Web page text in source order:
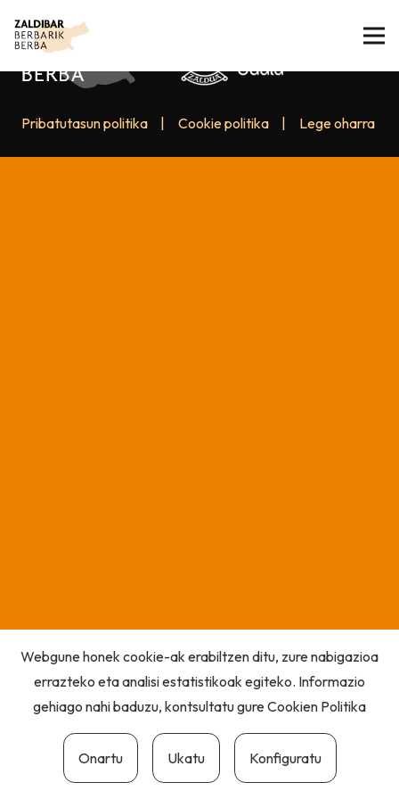
Pribatutasun politika Cookie politika Lege oharra
Webgune honek cookie-ak erabiltzen ditu, zure nabigazioa
errazteko eta analisi estatistikoak egiteko. Informazio
gehiago nahi baduzu, kontsultatu gureCookien Politika
Onartu Ukatu Konfiguratu